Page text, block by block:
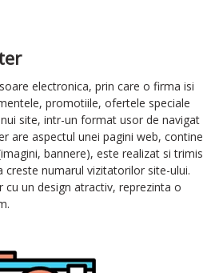
electronica, prin care o firma isi
promotiile, ofertele speciale
site, intr-un format usor de navigat
are aspectul unei pagini web, contine
bannere), este realizat si trimis
creste numarul vizitatorilor site-ului.
cu un design atractiv, reprezinta o